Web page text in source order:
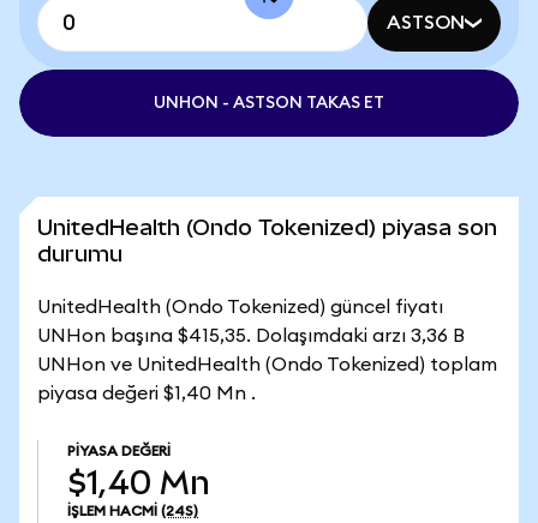
ASTSON
UNHON - ASTSON TAKAS ET
UnitedHealth (Ondo Tokenized) piyasa son
durumu
UnitedHealth (Ondo Tokenized) güncel fiyatı
UNHon başına $415,35. Dolaşımdaki arzı 3,36 B
UNHon ve UnitedHealth (Ondo Tokenized) toplam
piyasa değeri $1,40 Mn .
PIYASA DEĞERI
$1,40 Mn
İŞLEM HACMI (24S)